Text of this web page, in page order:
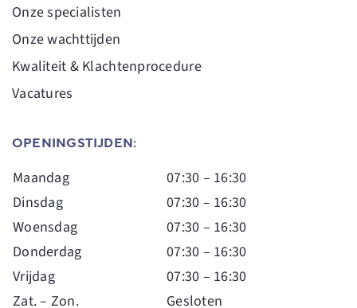
Onze specialisten
Onze wachttijden
Kwaliteit & Klachtenprocedure
Vacatures
OPENINGSTIJDEN:
Maandag
07:30 – 16:30
Dinsdag
07:30 – 16:30
Woensdag
07:30 – 16:30
Donderdag
07:30 – 16:30
Vrijdag
07:30 – 16:30
Zat. – Zon.
Gesloten